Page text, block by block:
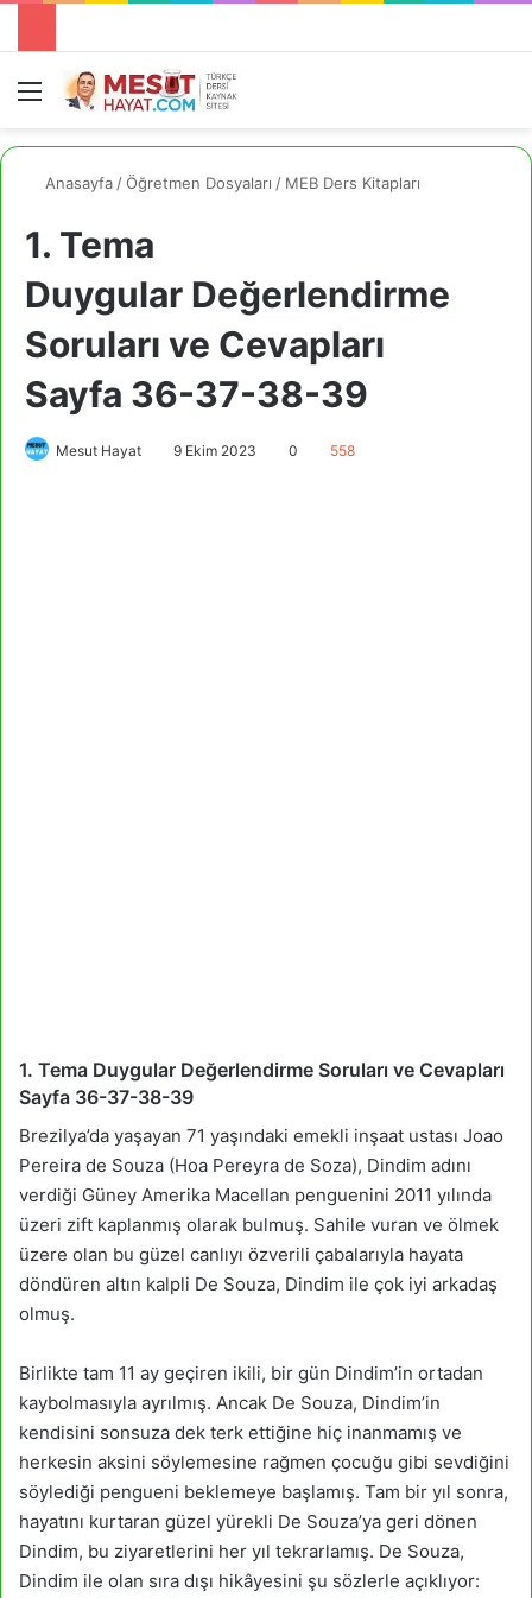
Menü
Anasayfa /Öğretmen Dosyaları / MEB Ders Kitapları
1. Tema
Duygular Değerlendirme
Soruları ve Cevapları
Sayfa 36-37-38-39
Mesut Hayat 9 Ekim 2023 0 558
1. Tema Duygular Değerlendirme Soruları ve Cevapları
Sayfa 36-37-38-39
Brezilya’da yaşayan 71 yaşındaki emekli inşaat ustası Joao
Pereira de Souza (Hoa Pereyra de Soza), Dindim adını
verdiği Güney Amerika Macellan penguenini 2011 yılında
üzeri zift kaplanmış olarak bulmuş. Sahile vuran ve ölmek
üzere olan bu güzel canlıyı özverili çabalarıyla hayata
döndüren altın kalpli De Souza, Dindim ile çok iyi arkadaş
olmuş.
Birlikte tam 11 ay geçiren ikili, bir gün Dindim’in ortadan
kaybolmasıyla ayrılmış. Ancak De Souza, Dindim’in
kendisini sonsuza dek terk ettiğine hiç inanmamış ve
herkesin aksini söylemesine rağmen çocuğu gibi sevdiğini
söylediği pengueni beklemeye başlamış. Tam bir yıl sonra,
hayatını kurtaran güzel yürekli De Souza’ya geri dönen
Dindim, bu ziyaretlerini her yıl tekrarlamış. De Souza,
Dindim ile olan sıra dışı hikâyesini şu sözlerle açıklıyor: